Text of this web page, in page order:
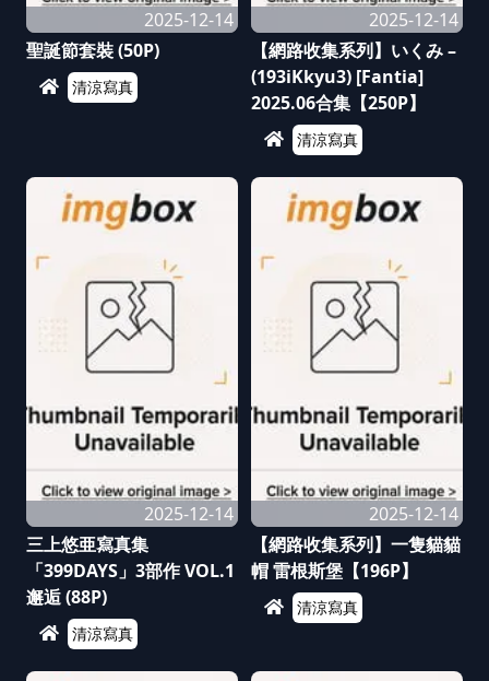
2025-12-14
聖誕節套裝 (50P)
清涼寫真
2025-12-14
【網路收集系列】いくみ –
(193iKkyu3) [Fantia]
2025.06合集【250P】
清涼寫真
2025-12-14
三上悠亜寫真集
「399DAYS」3部作 VOL.1
邂逅 (88P)
清涼寫真
2025-12-14
【網路收集系列】一隻貓貓
帽 雷根斯堡【196P】
清涼寫真